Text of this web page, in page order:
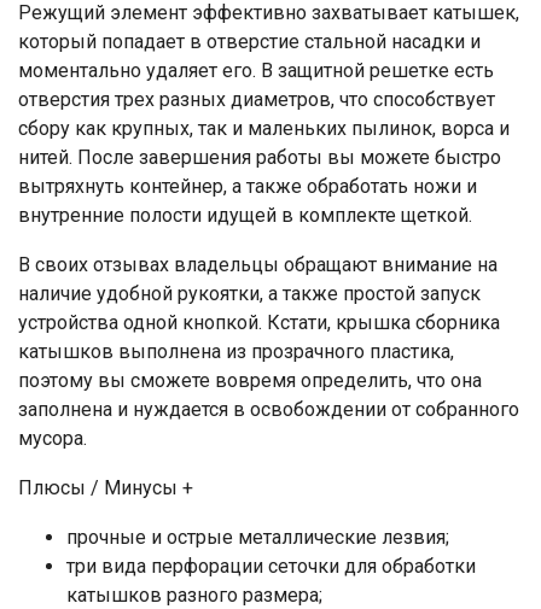
Режущий элемент эффективно захватывает катышек,
который попадает в отверстие стальной насадки и
моментально удаляет его. В защитной решетке есть
отверстия трех разных диаметров, что способствует
сбору как крупных, так и маленьких пылинок, ворса и
нитей. После завершения работы вы можете быстро
вытряхнуть контейнер, а также обработать ножи и
внутренние полости идущей в комплекте щеткой.
В своих отзывах владельцы обращают внимание на
наличие удобной рукоятки, а также простой запуск
устройства одной кнопкой. Кстати, крышка сборника
катышков выполнена из прозрачного пластика,
поэтому вы сможете вовремя определить, что она
заполнена и нуждается в освобождении от собранного
мусора.
Плюсы / Минусы +
прочные и острые металлические лезвия;
три вида перфорации сеточки для обработки
катышков разного размера;